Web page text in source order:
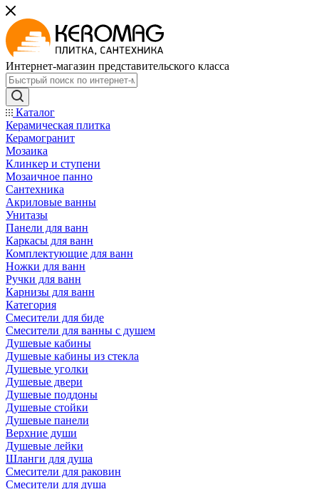
Интернет-магазин представительского класса
Каталог
Керамическая плитка
Керамогранит
Мозаика
Клинкер и ступени
Мозаичное панно
Сантехника
Акриловые ванны
Унитазы
Панели для ванн
Каркасы для ванн
Комплектующие для ванн
Ножки для ванн
Ручки для ванн
Карнизы для ванн
Категория
Смесители для биде
Смесители для ванны с душем
Душевые кабины
Душевые кабины из стекла
Душевые уголки
Душевые двери
Душевые поддоны
Душевые стойки
Душевые панели
Верхние души
Душевые лейки
Шланги для душа
Смесители для раковин
Смесители для душа